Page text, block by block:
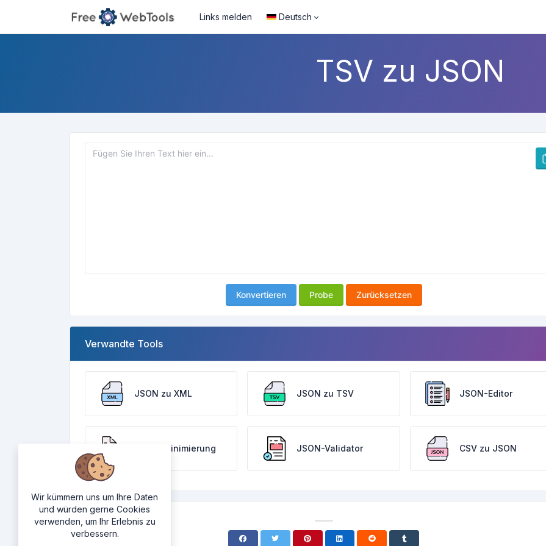
Links melden Deutsch
TSV zu JSON
Konvertieren Probe Zurücksetzen
Verwandte Tools
JSON zu XML JSON zu TSV JSON-Editor
JSON-Minimierung JSON-Validator CSV zu JSON
Wir kümmern uns um Ihre Daten
und würden gerne Cookies
verwenden, um Ihr Erlebnis zu
verbessern.